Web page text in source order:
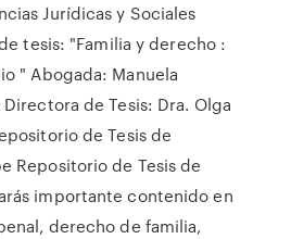
Jurídicas y Sociales
tesis: "Familia y derecho :
" Abogada: Manuela
de Tesis: Dra. Olga
de Tesis de
Repositorio de Tesis de
importante contenido en
derecho de familia,